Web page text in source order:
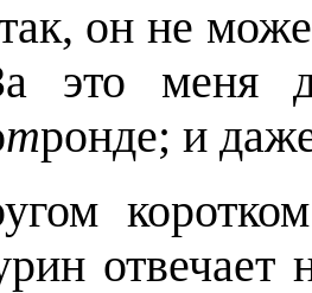
он не
это меня
тронде; и
отвечает